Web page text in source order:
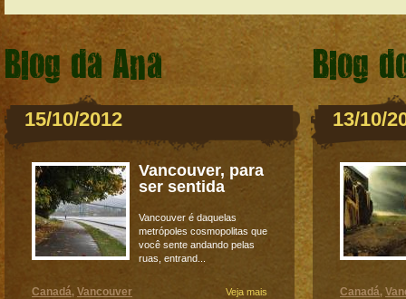
Blog da Ana
15/10/2012
Vancouver, para
ser sentida
Vancouver é daquelas
metrópoles cosmopolitas que
você sente andando pelas
ruas, entrand...
Veja mais
Canadá, Vancouver
Blog
13/10/
Canadá,